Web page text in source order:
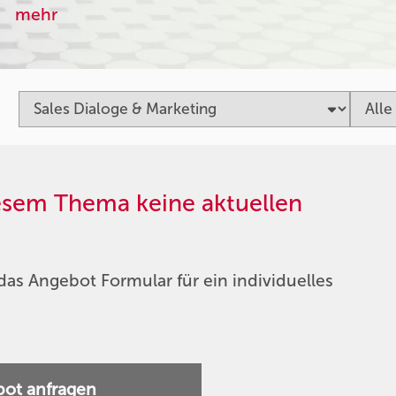
mehr
Thema keine aktuellen
Angebot Formular für ein individuelles
anfragen